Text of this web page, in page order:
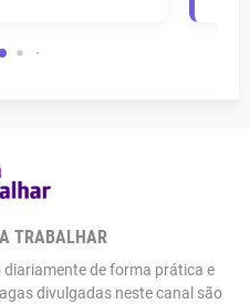
TRABALHAR
de forma prática e
divulgadas neste canal são